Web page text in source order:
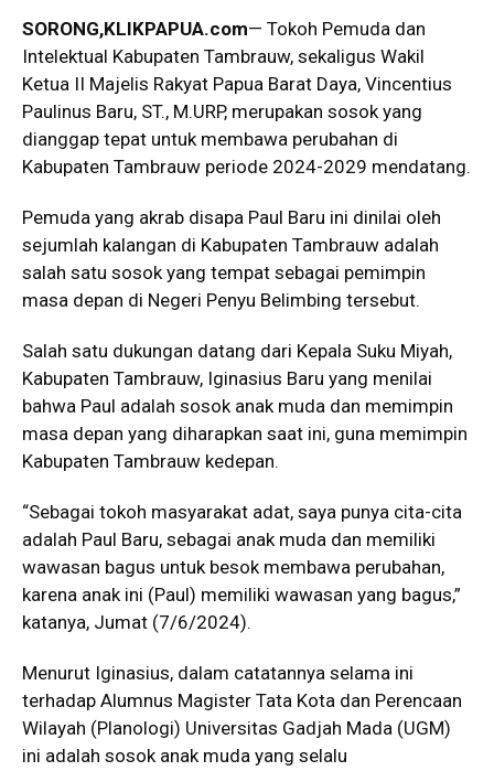
SORONG,KLIKPAPUA.com— Tokoh Pemuda dan
Intelektual Kabupaten Tambrauw, sekaligus Wakil
Ketua II Majelis Rakyat Papua Barat Daya, Vincentius
Paulinus Baru, ST., M.URP, merupakan sosok yang
dianggap tepat untuk membawa perubahan di
Kabupaten Tambrauw periode 2024-2029 mendatang.
Pemuda yang akrab disapa Paul Baru ini dinilai oleh
sejumlah kalangan di Kabupaten Tambrauw adalah
salah satu sosok yang tempat sebagai pemimpin
masa depan di Negeri Penyu Belimbing tersebut.
Salah satu dukungan datang dari Kepala Suku Miyah,
Kabupaten Tambrauw, Iginasius Baru yang menilai
bahwa Paul adalah sosok anak muda dan memimpin
masa depan yang diharapkan saat ini, guna memimpin
Kabupaten Tambrauw kedepan.
“Sebagai tokoh masyarakat adat, saya punya cita-cita
adalah Paul Baru, sebagai anak muda dan memiliki
wawasan bagus untuk besok membawa perubahan,
karena anak ini (Paul) memiliki wawasan yang bagus,”
katanya, Jumat (7/6/2024).
Menurut Iginasius, dalam catatannya selama ini
terhadap Alumnus Magister Tata Kota dan Perencaan
Wilayah (Planologi) Universitas Gadjah Mada (UGM)
ini adalah sosok anak muda yang selalu